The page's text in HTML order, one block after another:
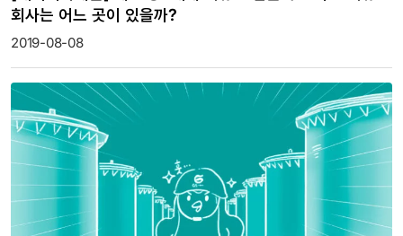
회사는 어느 곳이 있을까?
2019-08-08